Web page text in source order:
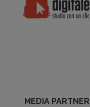
MEDIA PARTNER